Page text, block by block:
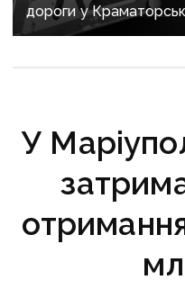
дороги у
вже ремонтували
У